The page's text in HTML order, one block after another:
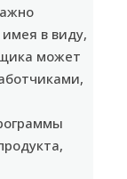
в виду,
может